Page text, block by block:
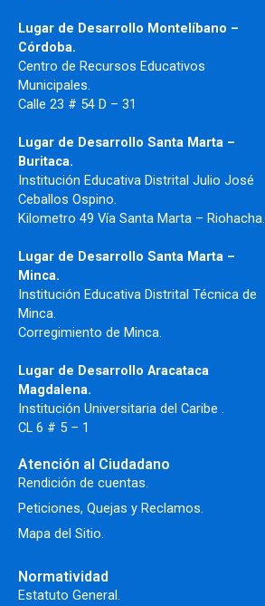
Lugar de Desarrollo Montelíbano –
Córdoba.
Centro de Recursos Educativos
Municipales.
Calle 23 # 54 D – 31
Lugar de Desarrollo Santa Marta –
Buritaca.
Institución Educativa Distrital Julio José
Ceballos Ospino.
Kilometro 49 Vía Santa Marta – Riohacha.
Lugar de Desarrollo Santa Marta –
Minca.
Institución Educativa Distrital Técnica de
Minca.
Corregimiento de Minca.
Lugar de Desarrollo Aracataca
Magdalena.
Institución Universitaria del Caribe .
CL 6 # 5 – 1
Atención al Ciudadano
Rendición de cuentas.
Peticiones, Quejas y Reclamos.
Mapa del Sitio.
Normatividad
Estatuto General.